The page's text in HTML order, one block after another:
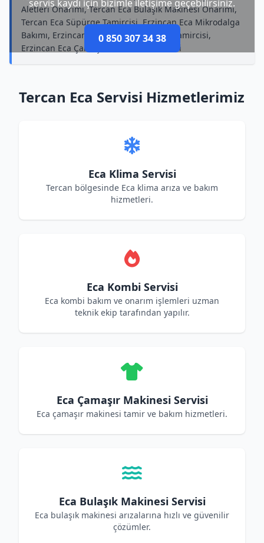
servis kaydı için bizimle iletişime geçebilirsiniz.
0 850 307 34 38
Aletleri Onarımı, Tercan Eca Bulaşık Makinesi Onarımı,
Tercan Eca Süpürge Tamircisi, Erzincan Eca Mikrodalga
Bakımı, Erzincan Eca Küçük Ev Aletleri Tamircisi,
Erzincan Eca Çamaşır Makinesi Tamircisi
Tercan Eca Servisi Hizmetlerimiz
Eca Klima Servisi
Tercan bölgesinde Eca klima arıza ve bakım
hizmetleri.
Eca Kombi Servisi
Eca kombi bakım ve onarım işlemleri uzman
teknik ekip tarafından yapılır.
Eca Çamaşır Makinesi Servisi
Eca çamaşır makinesi tamir ve bakım hizmetleri.
Eca Bulaşık Makinesi Servisi
Eca bulaşık makinesi arızalarına hızlı ve güvenilir
çözümler.